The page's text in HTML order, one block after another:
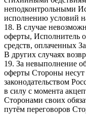
неподконтрольными
исполнению условий
18. В случае
оферты, Исполнитель
средств, оплаченных
В других случаях
19. За невыполнение
оферты Стороны несут
законодательством
в силу с момента
Сторонами своих
путём переговоров